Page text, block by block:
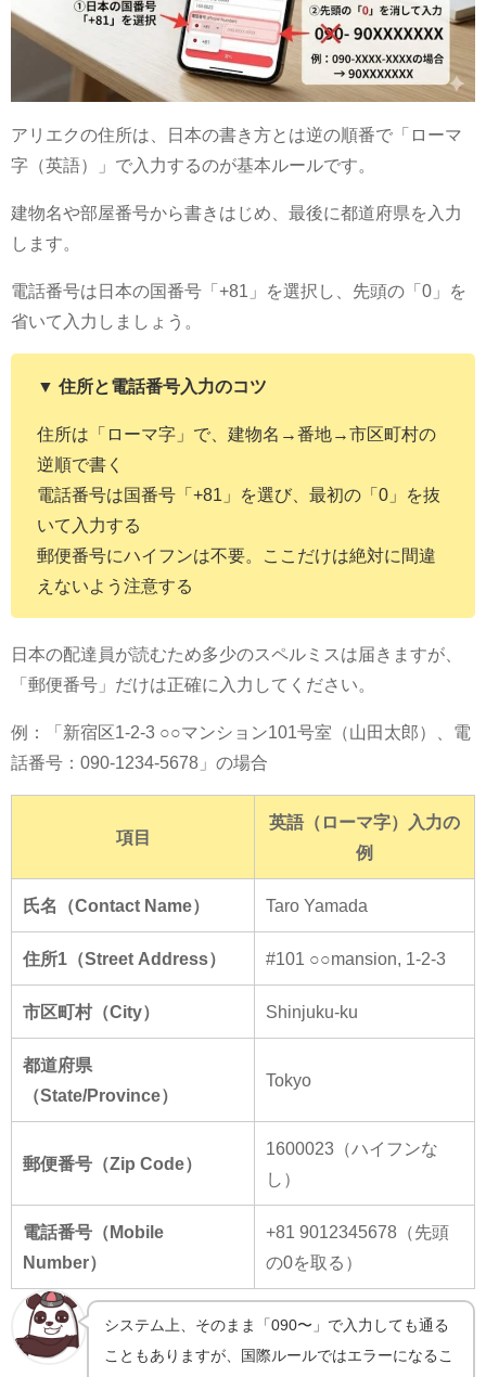
アリエクの住所は、日本の書き方とは逆の順番で「ローマ
字（英語）」で入力するのが基本ルールです。
建物名や部屋番号から書きはじめ、最後に都道府県を入力
します。
電話番号は日本の国番号「+81」を選択し、先頭の「0」を
省いて入力しましょう。
▼ 住所と電話番号入力のコツ
住所は「ローマ字」で、建物名→番地→市区町村の
逆順で書く
電話番号は国番号「+81」を選び、最初の「0」を抜
いて入力する
郵便番号にハイフンは不要。ここだけは絶対に間違
えないよう注意する
日本の配達員が読むため多少のスペルミスは届きますが、
「郵便番号」だけは正確に入力してください。
例：「新宿区1-2-3 ○○マンション101号室（山田太郎）、電
話番号：090-1234-5678」の場合
項目
英語（ローマ字）入力の
例
氏名（Contact Name） Taro Yamada
住所1（Street Address） #101 ○○mansion, 1-2-3
市区町村（City） Shinjuku-ku
都道府県
（State/Province）
Tokyo
郵便番号（Zip Code）
1600023（ハイフンな
し）
電話番号（Mobile
Number）
+81 9012345678（先頭
の0を取る）
システム上、そのまま「090〜」で入力しても通る
こともありますが、国際ルールではエラーになるこ